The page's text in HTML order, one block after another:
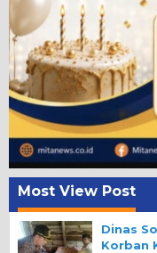
Most View Post
Dinas
Korban